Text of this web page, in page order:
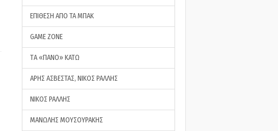
ΕΠΙΘΕΣΗ ΑΠΟ ΤΑ ΜΠΑΚ
GAME ZONE
ΤA «ΠΑΝΟ» ΚΑΤΩ
ΑΡΗΣ ΑΣΒΕΣΤΑΣ, ΝΙΚΟΣ ΡΑΛΛΗΣ
ΝΙΚΟΣ ΡΑΛΛΗΣ
ΜΑΝΩΛΗΣ ΜΟΥΣΟΥΡΑΚΗΣ